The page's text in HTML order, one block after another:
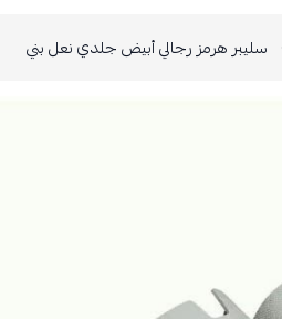
سليبر هرمز رجالي أبيض جلدي نعل بني